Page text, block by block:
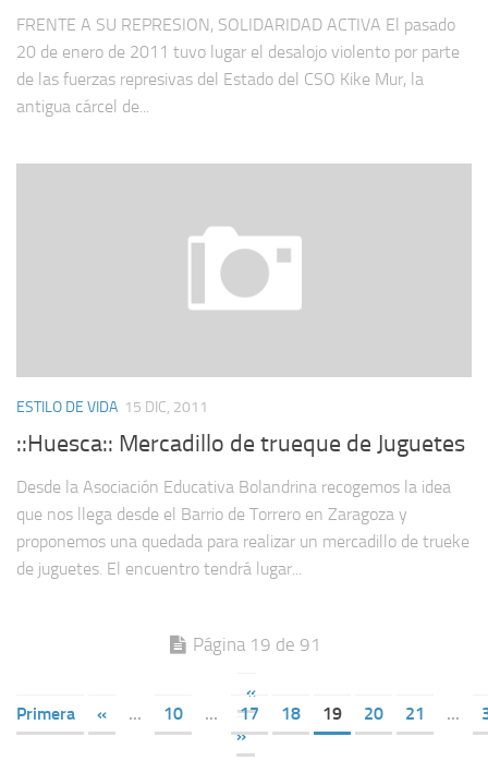
FRENTE A SU REPRESION, SOLIDARIDAD ACTIVA El pasado
20 de enero de 2011 tuvo lugar el desalojo violento por parte
de las fuerzas represivas del Estado del CSO Kike Mur, la
antigua cárcel de...
ESTILO DE VIDA 15 DIC, 2011
::Huesca:: Mercadillo de trueque de Juguetes
Desde la Asociación Educativa Bolandrina recogemos la idea
que nos llega desde el Barrio de Torrero en Zaragoza y
proponemos una quedada para realizar un mercadillo de trueke
de juguetes. El encuentro tendrá lugar...
Página 19 de 91
«
Primera
« ... 10 ... 17 18 19 20 21 ...
»